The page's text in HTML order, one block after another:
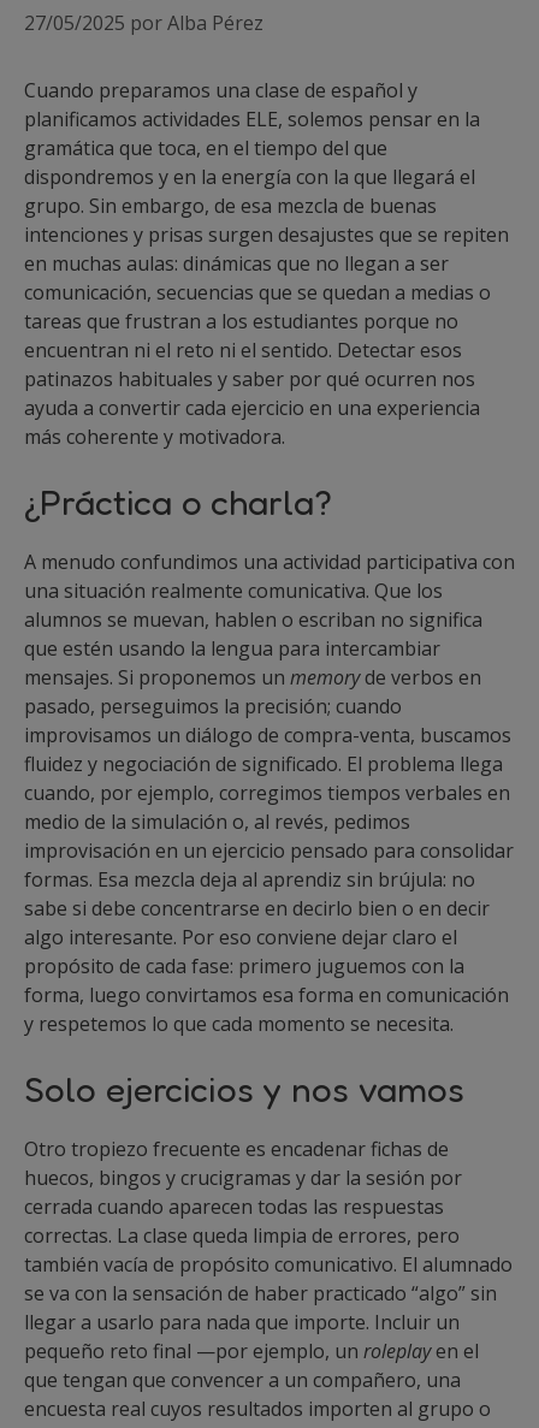
27/05/2025 porAlba Pérez
Cuando preparamos una clase de español y
planificamos actividades ELE, solemos pensar en la
gramática que toca, en el tiempo del que
dispondremos y en la energía con la que llegará el
grupo. Sin embargo, de esa mezcla de buenas
intenciones y prisas surgen desajustes que se repiten
en muchas aulas: dinámicas que no llegan a ser
comunicación, secuencias que se quedan a medias o
tareas que frustran a los estudiantes porque no
encuentran ni el reto ni el sentido. Detectar esos
patinazos habituales y saber por qué ocurren nos
ayuda a convertir cada ejercicio en una experiencia
más coherente y motivadora.
¿Práctica o charla?
A menudo confundimos una actividad participativa con
una situación realmente comunicativa. Que los
alumnos se muevan, hablen o escriban no significa
que estén usando la lengua para intercambiar
mensajes. Si proponemos un memoryde verbos en
pasado, perseguimos la precisión; cuando
improvisamos un diálogo de compra-venta, buscamos
fluidez y negociación de significado. El problema llega
cuando, por ejemplo, corregimos tiempos verbales en
medio de la simulación o, al revés, pedimos
improvisación en un ejercicio pensado para consolidar
formas. Esa mezcla deja al aprendiz sin brújula: no
sabe si debe concentrarse en decirlo bien o en decir
algo interesante. Por eso conviene dejar claro el
propósito de cada fase: primero juguemos con la
forma, luego convirtamos esa forma en comunicación
y respetemos lo que cada momento se necesita.
Solo ejercicios y nos vamos
Otro tropiezo frecuente es encadenar fichas de
huecos, bingos y crucigramas y dar la sesión por
cerrada cuando aparecen todas las respuestas
correctas. La clase queda limpia de errores, pero
también vacía de propósito comunicativo. El alumnado
se va con la sensación de haber practicado “algo” sin
llegar a usarlo para nada que importe. Incluir un
pequeño reto final —por ejemplo, un roleplayen el
que tengan que convencer a un compañero, una
encuesta real cuyos resultados importen al grupo o